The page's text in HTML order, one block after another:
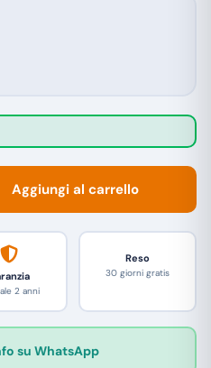
Aggiungi al carrello
2 anni
Reso
30 giorni gratis
su WhatsApp